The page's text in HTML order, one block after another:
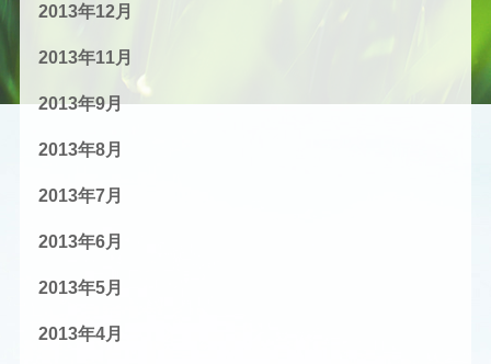
2013年12月
2013年11月
2013年9月
2013年8月
2013年7月
2013年6月
2013年5月
2013年4月